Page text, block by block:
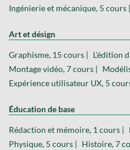
Ingénierie et mécanique, 5 cours |
Art et désign
Graphisme, 15 cours |
L'édition
Montage vidéo, 7 cours |
Expérience utilisateur UX, 5 cours
Éducation de base
Rédaction et mémoire, 1 cours |
Physique, 5 cours |
Histoire, 7